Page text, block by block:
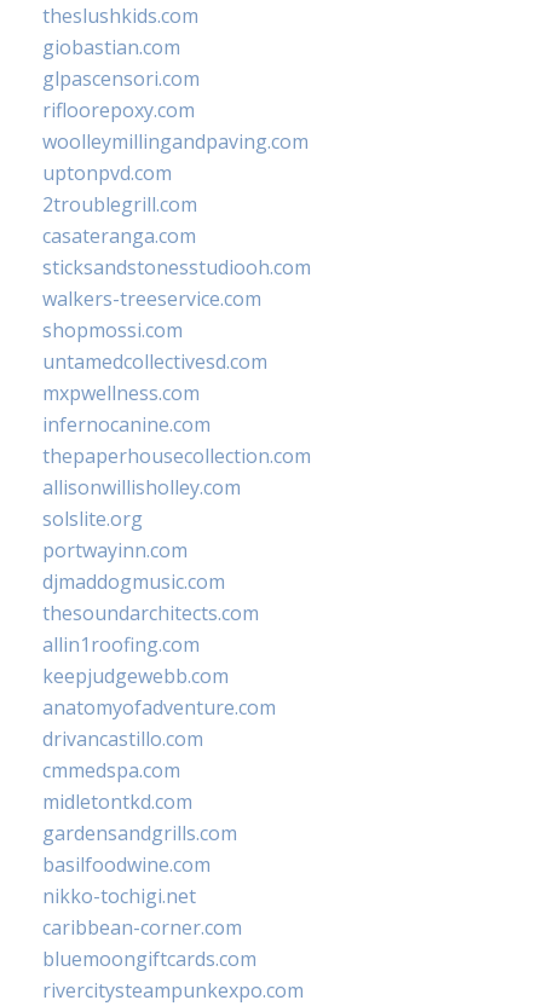
theslushkids.com
giobastian.com
glpascensori.com
rifloorepoxy.com
woolleymillingandpaving.com
uptonpvd.com
2troublegrill.com
casateranga.com
sticksandstonesstudiooh.com
walkers-treeservice.com
shopmossi.com
untamedcollectivesd.com
mxpwellness.com
infernocanine.com
thepaperhousecollection.com
allisonwillisholley.com
solslite.org
portwayinn.com
djmaddogmusic.com
thesoundarchitects.com
allin1roofing.com
keepjudgewebb.com
anatomyofadventure.com
drivancastillo.com
cmmedspa.com
midletontkd.com
gardensandgrills.com
basilfoodwine.com
nikko-tochigi.net
caribbean-corner.com
bluemoongiftcards.com
rivercitysteampunkexpo.com